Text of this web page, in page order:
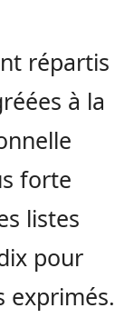
répartis
à la
forte
listes
pour
exprimés.